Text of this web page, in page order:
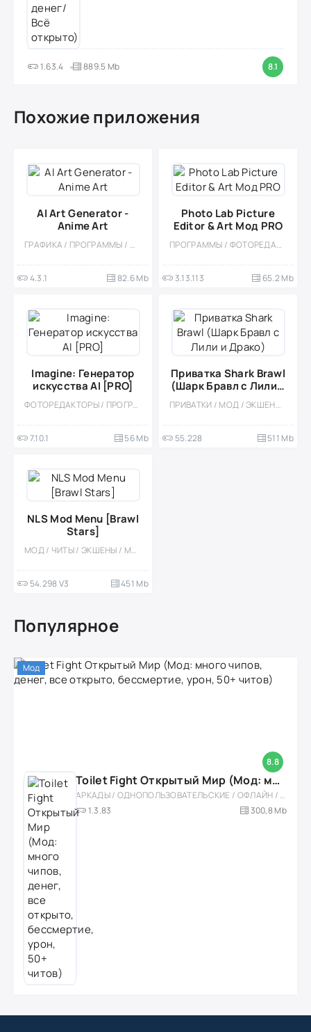
1.63.4 889.5 Mb 8.1
Похожие приложения
AI Art Generator -
Anime Art
ГРАФИКА / ПРОГРАММЫ / МОД
4.3.1 82.6 Mb
Photo Lab Picture
Editor & Art Мод PRO
ПРОГРАММЫ / ФОТОРЕДАКТОРЫ / МОД
3.13.113 65.2 Mb
Imagine: Генератор
искусства AI [PRO]
ФОТОРЕДАКТОРЫ / ПРОГРАММЫ / МОД
7.10.1 56 Mb
Приватка Shark Brawl
(Шарк Бравл с Лили и
Драко)
ПРИВАТКИ / МОД / ЭКШЕНЫ / МНОГОПОЛЬЗОВАТЕЛЬСКАЯ / КООПЕРАТИВ
55.228 511 Mb
NLS Mod Menu [Brawl
Stars]
МОД / ЧИТЫ / ЭКШЕНЫ / МНОГОПОЛЬЗОВАТЕЛЬСКАЯ
54.298 V3 451 Mb
Популярное
8.8
Мод
Toilet Fight Открытый Мир (Мод: много чипов, денег, все открыто, бессмертие, урон, 50+ читов)
АРКАДЫ / ОДНОПОЛЬЗОВАТЕЛЬСКИЕ / ОФЛАЙН / МОД / РОЛЕВЫЕ / ШУТЕРЫ / ОТКРЫТЫЙ МИР / ВСТРОЕННЫЙ КЕШ / 3D / ЭКШЕНЫ / ТУАЛЕТНЫЕ ВОЙНЫ / ДЛЯ ДЕТЕЙ
1.3.83
300,8 Mb